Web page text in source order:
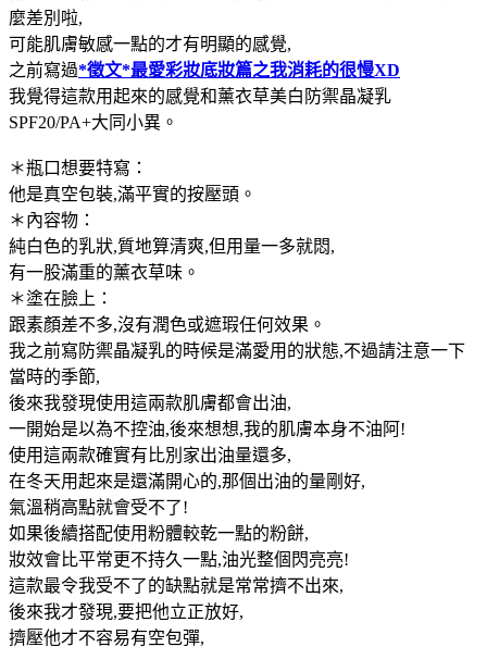
麼差別啦,
可能肌膚敏感一點的才有明顯的感覺,
之前寫過*徵文*最愛彩妝底妝篇之我消耗的很慢XD
我覺得這款用起來的感覺和薰衣草美白防禦晶凝乳
SPF20/PA+大同小異。
＊瓶口想要特寫：
他是真空包裝,滿平實的按壓頭。
＊內容物：
純白色的乳狀,質地算清爽,但用量一多就悶,
有一股滿重的薰衣草味。
＊塗在臉上：
跟素顏差不多,沒有潤色或遮瑕任何效果。
我之前寫防禦晶凝乳的時候是滿愛用的狀態,不過請注意一下
當時的季節,
後來我發現使用這兩款肌膚都會出油,
一開始是以為不控油,後來想想,我的肌膚本身不油阿!
使用這兩款確實有比別家出油量還多,
在冬天用起來是還滿開心的,那個出油的量剛好,
氣溫稍高點就會受不了!
如果後續搭配使用粉體較乾一點的粉餅,
妝效會比平常更不持久一點,油光整個閃亮亮!
這款最令我受不了的缺點就是常常擠不出來,
後來我才發現,要把他立正放好,
擠壓他才不容易有空包彈,